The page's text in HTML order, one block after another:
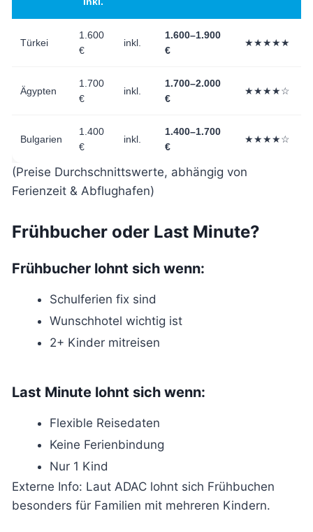
Türkei
1.600
€
inkl.
1.600–1.900
€
★★★★★
Ägypten
1.700
€
inkl.
1.700–2.000
€
★★★★☆
Bulgarien
1.400
€
inkl.
1.400–1.700
€
★★★★☆
(Preise Durchschnittswerte, abhängig von
Ferienzeit & Abflughafen)
Frühbucher oder Last Minute?
Frühbucher lohnt sich wenn:
Schulferien fix sind
Wunschhotel wichtig ist
2+ Kinder mitreisen
Last Minute lohnt sich wenn:
Flexible Reisedaten
Keine Ferienbindung
Nur 1 Kind
Externe Info: Laut ADAC lohnt sich Frühbuchen
besonders für Familien mit mehreren Kindern.